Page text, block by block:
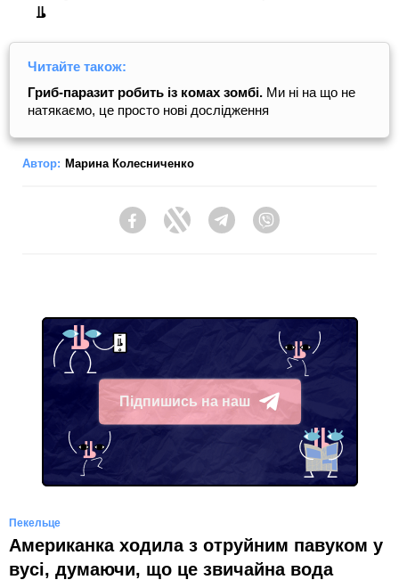
Читайте також:
Гриб-паразит робить із комах зомбі. Ми ні на що не
натякаємо, це просто нові дослідження
Автор: Марина Колесниченко
FacebookTwitter Telegram
Підпишись на наш
Telegram
Пекельце
Американка ходила з отруйним павуком у
вусі, думаючи, що це звичайна вода